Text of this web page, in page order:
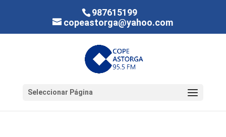
987615199
copeastorga@yahoo.com
Seleccionar Página